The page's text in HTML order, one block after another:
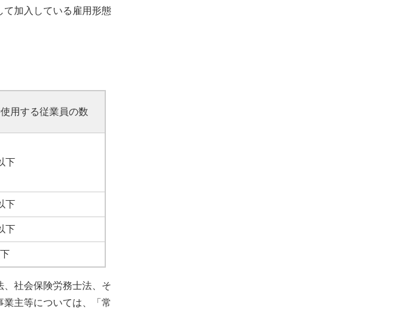
加入している雇用形態
用する従業員の数
下
下
下
社会保険労務士法、そ
主等については、「常